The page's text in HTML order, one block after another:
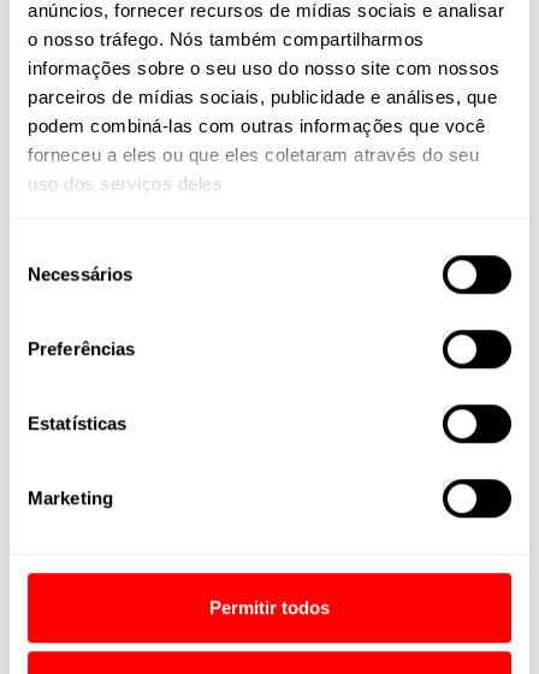
anúncios, fornecer recursos de mídias sociais e analisar
o nosso tráfego. Nós também compartilharmos
informações sobre o seu uso do nosso site com nossos
parceiros de mídias sociais, publicidade e análises, que
podem combiná-las com outras informações que você
forneceu a eles ou que eles coletaram através do seu
uso dos serviços deles
Necessários
Preferências
Estatísticas
Marketing
Permitir todos